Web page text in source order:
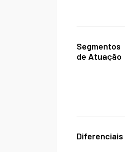
Segmentos
de Atuação
Diferenciais